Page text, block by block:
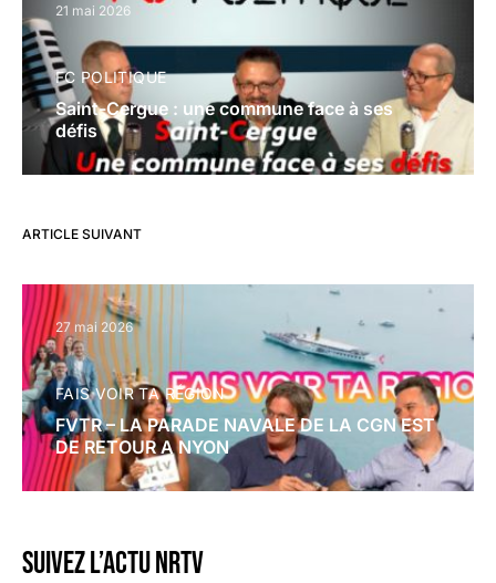
21 mai 2026
FC POLITIQUE
Saint-Cergue : une commune face à ses
défis
ARTICLE SUIVANT
27 mai 2026
FAIS VOIR TA RÉGION
FVTR – LA PARADE NAVALE DE LA CGN EST
DE RETOUR A NYON
Suivez l’actu NRTV